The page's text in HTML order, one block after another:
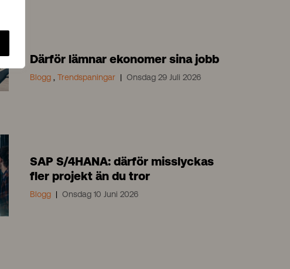
Därför lämnar ekonomer sina jobb
Blogg , Trendspaningar Onsdag 29 Juli 2026
SAP S/4HANA: därför misslyckas
fler projekt än du tror
Blogg Onsdag 10 Juni 2026